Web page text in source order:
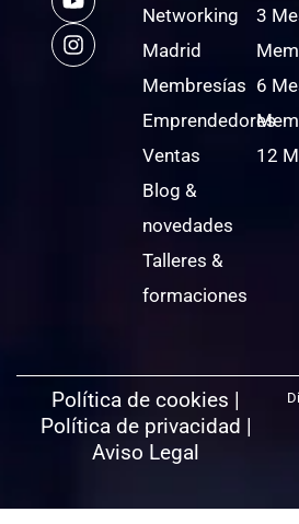
Networking
Madrid
Membresías
Emprendedores
Ventas
Blog &
novedades
Talleres &
formaciones
3
6
12
Política de cookies |
Política de privacidad |
Aviso Legal